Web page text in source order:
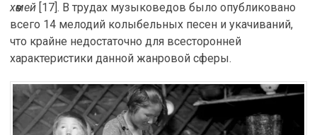
хөөмей [17]. В трудах музыковедов было опубликовано
всего 14 мелодий колыбельных песен и укачиваний,
что крайне недостаточно для всесторонней
характеристики данной жанровой сферы.